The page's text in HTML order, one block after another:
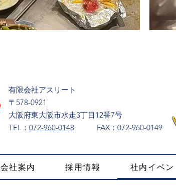
有限会社アスリート
〒578-0921
大阪府東大阪市水走3丁目12番7号
​TEL： 072-960-0148 ​FAX：072-960-0149
会社案内 採用情報 社内イベン